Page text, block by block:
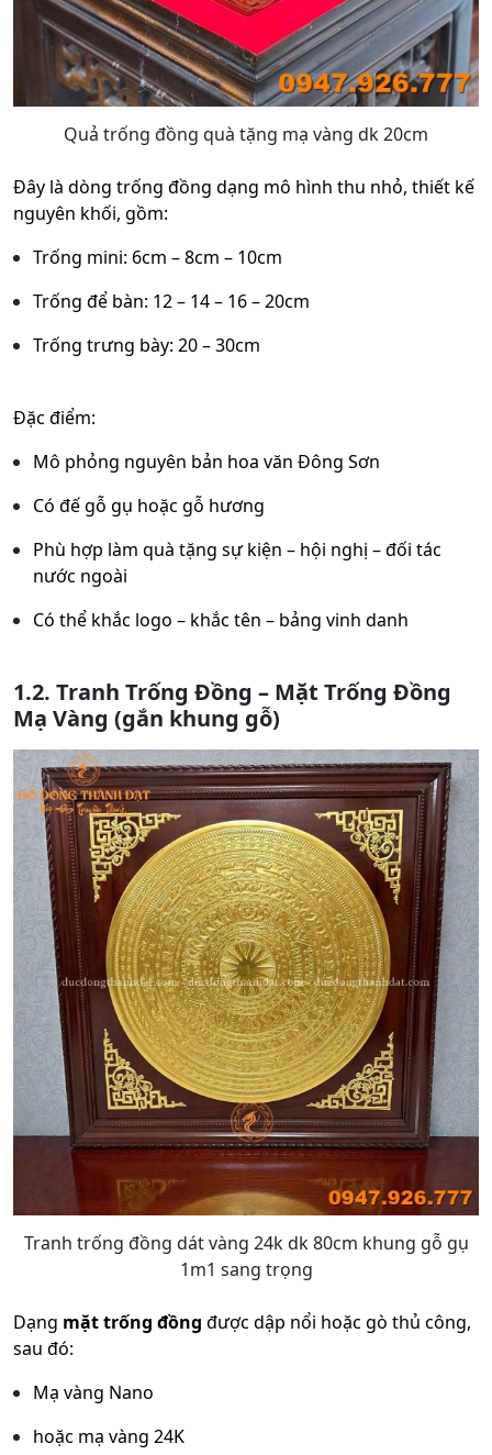
Quả trống đồng quà tặng mạ vàng dk 20cm
Đây là dòng trống đồng dạng mô hình thu nhỏ, thiết kế
nguyên khối, gồm:
Trống mini: 6cm – 8cm – 10cm
Trống để bàn: 12 – 14 – 16 – 20cm
Trống trưng bày: 20 – 30cm
Đặc điểm:
Mô phỏng nguyên bản hoa văn Đông Sơn
Có đế gỗ gụ hoặc gỗ hương
Phù hợp làm quà tặng sự kiện – hội nghị – đối tác
nước ngoài
Có thể khắc logo – khắc tên – bảng vinh danh
1.2. Tranh Trống Đồng – Mặt Trống Đồng
Mạ Vàng (gắn khung gỗ)
Tranh trống đồng dát vàng 24k dk 80cm khung gỗ gụ
1m1 sang trọng
Dạng mặt trống đồng được dập nổi hoặc gò thủ công,
sau đó:
Mạ vàng Nano
hoặc mạ vàng 24K